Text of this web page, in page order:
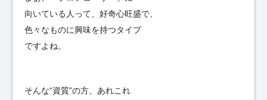
向いている人って、好奇心旺盛で、
色々なものに興味を持つタイプ
ですよね。
そんな“資質”の方、あれこれ